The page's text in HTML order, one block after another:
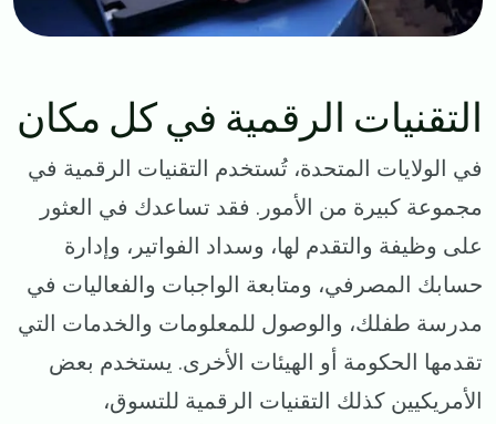
التقنيات الرقمية في كل مكان
في الولايات المتحدة، تُستخدم التقنيات الرقمية في
مجموعة كبيرة من الأمور. فقد تساعدك في العثور
على وظيفة والتقدم لها، وسداد الفواتير، وإدارة
حسابك المصرفي، ومتابعة الواجبات والفعاليات في
مدرسة طفلك، والوصول للمعلومات والخدمات التي
تقدمها الحكومة أو الهيئات الأخرى. يستخدم بعض
الأمريكيين كذلك التقنيات الرقمية للتسوق،